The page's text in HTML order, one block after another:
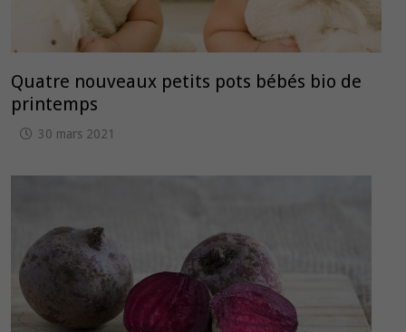
Quatre nouveaux petits pots bébés bio de
printemps
30 mars 2021